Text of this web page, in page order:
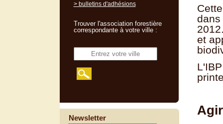
dans
et
> bulletins d'adhésions
Trouver l'association forestière
correspondante à votre ville :
Newsletter